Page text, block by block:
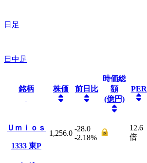
日足
日中足
銘柄 株価 前日比
時価総
額
(億円)
PER
Ｕｍｉｏｓ
1333 東P
1,256.0
-28.0
-2.18%
12.6
倍